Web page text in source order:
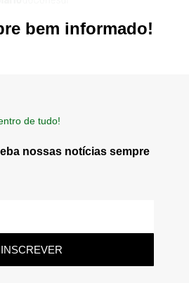
bem informado!
de tudo!
nossas notícias sempre
INSCREVER